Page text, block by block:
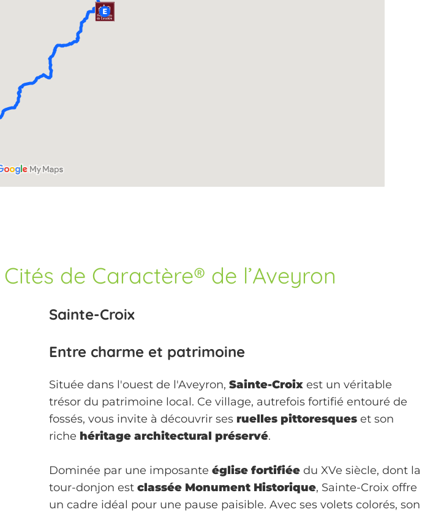
de Caractère® de l’Aveyron
Sainte-Croix
Entre charme et patrimoine
Située dans l'ouest de l'Aveyron, Sainte-Croix est un véritable
trésor du patrimoine local. Ce village, autrefois fortifié entouré de
fossés, vous invite à découvrir ses ruelles pittoresques et son
riche héritage architectural préservé.
Dominée par une imposante église fortifiée du XVe siècle, dont la
tour-donjon est classée Monument Historique, Sainte-Croix offre
un cadre idéal pour une pause paisible. Avec ses volets colorés, son